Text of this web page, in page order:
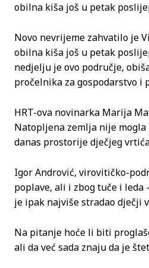
obilna kiša još u petak
Novo nevrijeme zahvatilo je
obilna kiša još u petak
nedjelju je ovo područje,
pročelnika za gospodarstvo i
HRT-ova novinarka Marija
Natopljena zemlja nije
danas prostorije dječjeg
Igor Andrović, virovitičko-
poplave, ali i zbog tuče i
je ipak najviše stradao dječji
Na pitanje hoće li biti
ali da već sada znaju da je